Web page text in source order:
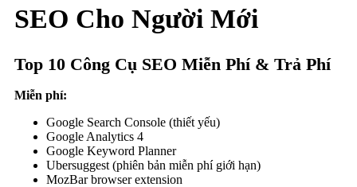
SEO Cho Người Mới
Top 10 Công Cụ SEO Miễn Phí & Trả Phí
Miễn phí:
Google Search Console (thiết yếu)
Google Analytics 4
Google Keyword Planner
Ubersuggest (phiên bản miễn phí giới hạn)
MozBar browser extension